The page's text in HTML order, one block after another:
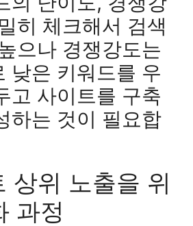
히 체크해서 검색
으나 경쟁강도는
낮은 키워드를 우
고 사이트를 구축
하는 것이 필요합
상위 노출을 위
과정